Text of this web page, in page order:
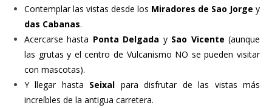
Contemplar las vistas desde los Miradores de Sao Jorge y
das Cabanas.
Acercarse hasta Ponta Delgada y Sao Vicente (aunque
las grutas y el centro de Vulcanismo NO se pueden visitar
con mascotas).
Y llegar hasta Seixal para disfrutar de las vistas más
increíbles de la antigua carretera.